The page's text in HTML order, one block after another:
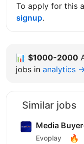
To apply for this
signup.
📊 $1000-2000
jobs in analytics
Similar jobs
Media
Evoplay 🔥